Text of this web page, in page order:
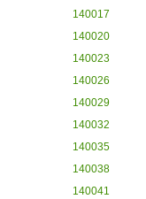
140017
140020
140023
140026
140029
140032
140035
140038
140041